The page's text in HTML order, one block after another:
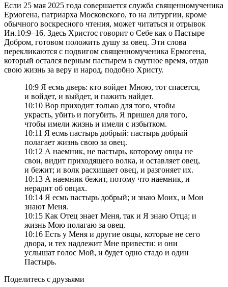
Если 25 мая 2025 года совершается служба священномученика
Ермогена, патриарха Московского, то на литургии, кроме
обычного воскресного чтения, может читаться и отрывок
Ин.10:9–16. Здесь Христос говорит о Себе как о Пастыре
Добром, готовом положить душу за овец. Эти слова
перекликаются с подвигом священномученика Ермогена,
который остался верным пастырем в смутное время, отдав
свою жизнь за веру и народ, подобно Христу.
10:9 Я есмь дверь: кто войдет Мною, тот спасется,
и войдет, и выйдет, и пажить найдет.
10:10 Вор приходит только для того, чтобы
украсть, убить и погубить. Я пришел для того,
чтобы имели жизнь и имели с избытком.
10:11 Я есмь пастырь добрый: пастырь добрый
полагает жизнь свою за овец.
10:12 А наемник, не пастырь, которому овцы не
свои, видит приходящего волка, и оставляет овец,
и бежит; и волк расхищает овец, и разгоняет их.
10:13 А наемник бежит, потому что наемник, и
нерадит об овцах.
10:14 Я есмь пастырь добрый; и знаю Моих, и Мои
знают Меня.
10:15 Как Отец знает Меня, так и Я знаю Отца; и
жизнь Мою полагаю за овец.
10:16 Есть у Меня и другие овцы, которые не сего
двора, и тех надлежит Мне привести: и они
услышат голос Мой, и будет одно стадо и один
Пастырь.
Поделитесь с друзьями